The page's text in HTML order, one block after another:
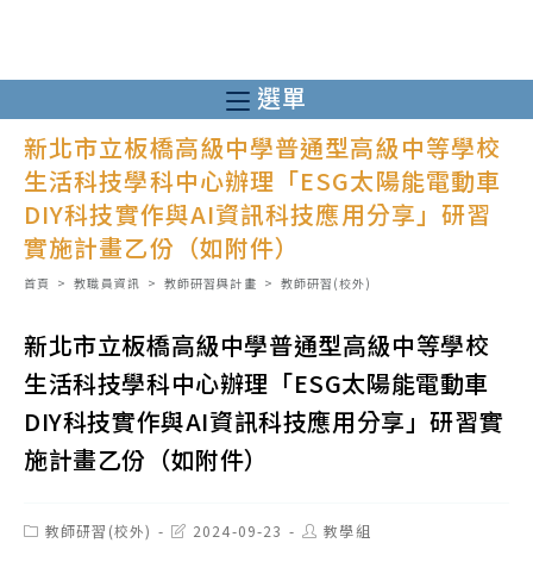
至
主
要
選單
新北市立板橋高級中學普通型高級中等學校
生活科技學科中心辦理「ESG太陽能電動車
DIY科技實作與AI資訊科技應用分享」研習
實施計畫乙份（如附件）
首頁 > 教職員資訊 > 教師研習與計畫 > 教師研習(校外)
新北市立板橋高級中學普通型高級中等學校
生活科技學科中心辦理「ESG太陽能電動車
DIY科技實作與AI資訊科技應用分享」研習實
施計畫乙份（如附件）
Post教師研習(校外)
Post2024-09-23
Post教學組